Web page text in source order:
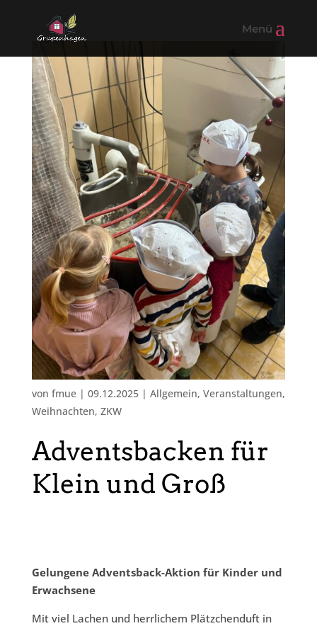
von fmue| 09.12.2025| Allgemein, Veranstaltungen,
Weihnachten, ZKW
Adventsbacken für
Klein und Groß
Gelungene Adventsback-Aktion für Kinder und
Erwachsene
Mit viel Lachen und herrlichem Plätzchenduft in